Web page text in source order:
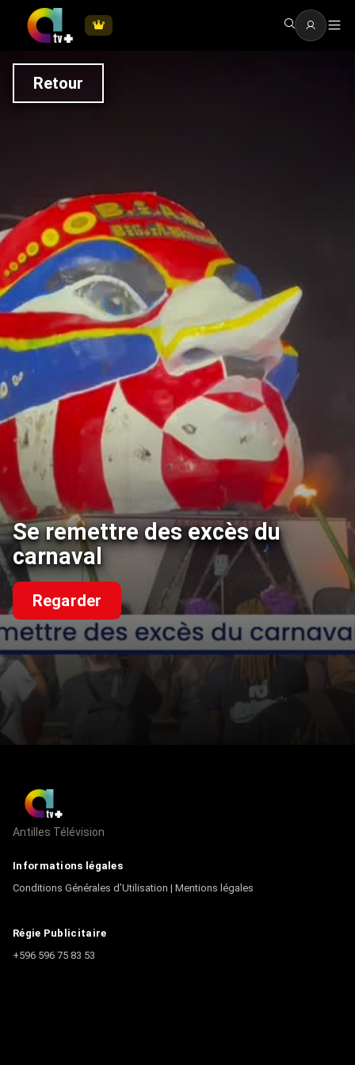
Retour
Se remettre des excès du
carnaval
Regarder
Antilles Télévision
Informations légales
Conditions Générales d’Utilisation | Mentions légales
Régie Publicitaire
+596 596 75 83 53